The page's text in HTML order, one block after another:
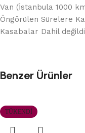
Van (İstanbula 1000
Öngörülen Sürelere
Kasabalar Dahil
Benzer Ürünler
TÜKENDI